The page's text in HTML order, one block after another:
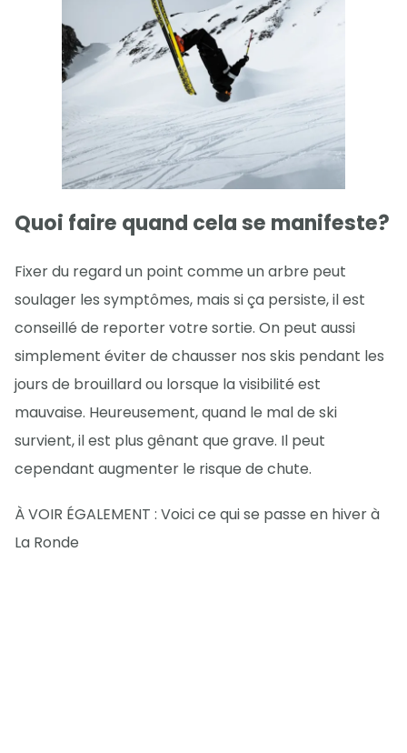
Quoi faire quand cela se manifeste?
Fixer du regard un point comme un arbre peut
soulager les symptômes, mais si ça persiste, il est
conseillé de reporter votre sortie. On peut aussi
simplement éviter de chausser nos skis pendant les
jours de brouillard ou lorsque la visibilité est
mauvaise. Heureusement, quand le mal de ski
survient, il est plus gênant que grave. Il peut
cependant augmenter le risque de chute.
À VOIR ÉGALEMENT : Voici ce qui se passe en hiver à
La Ronde